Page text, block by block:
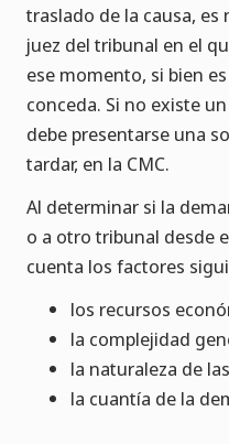
traslado de la causa, es
juez del tribunal en el
ese momento, si bien
conceda. Si no existe
debe presentarse una
tardar, en la CMC.
Al determinar si la
o a otro tribunal desde
cuenta los factores
los recursos
la complejidad
la naturaleza de
la cuantía de la